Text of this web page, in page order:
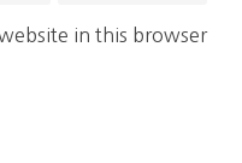
in this browser